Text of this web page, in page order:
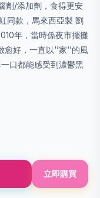
劑/添加劑，食得更安
同款，馬來西亞製 劉
年，當時係夜市擺攤
好，一直以‘’家‘’的風
口都能感受到濃鬱黑
立即購買